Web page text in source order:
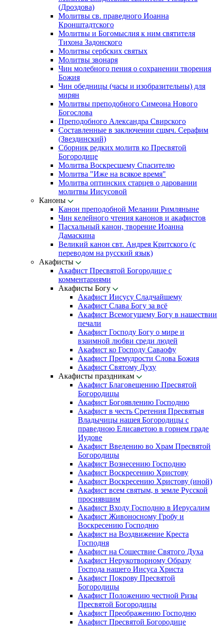
(Дроздова)
Молитвы св. праведного Иоанна
Кронштадтского
Молитвы и Богомыслия к ним святителя
Тихона Задонского
Молитвы сербских святых
Молитвы звонаря
Чин молебного пения о сохранении творения
Божия
Чин обедницы (часы и изобразительны) для
мирян
Молитвы преподобного Симеона Нового
Богослова
Преподобного Александра Свирского
Составленные в заключении сщмч. Серафим
(Звездинский)
Сборник редких молитв ко Пресвятой
Богородице
Молитва Воскресшему Спасителю
Молитва "Иже на всякое время"
Молитва оптинских старцев о даровании
молитвы Иисусовой
Каноны
Канон преподобной Мелании Римляныне
Чин келейного чтения канонов и акафистов
Пасхальный канон, творение Иоанна
Дамаскина
Великий канон свт. Андрея Критского (с
переводом на русский язык)
Акафисты
Акафист Пресвятой Богородице с
комментариями
Акафисты Богу
Акафист Иисусу Сладчайшему
Акафист Слава Богу за всё
Акафист Всемогущему Богу в нашествии
печали
Акафист Господу Богу о мире и
взаимной любви среди людей
Акафист ко Господу Саваофу
Акафист Премудрости Слова Божия
Акафист Святому Духу
Акафисты праздникам
Акафист Благовещению Пресвятой
Богородицы
Акафист Богоявлению Господню
Акафист в честь Сретения Пресвятыя
Владычицы нашея Богородицы с
праведною Елисаветою в горнем граде
Иудове
Акафист Введению во Храм Пресвятой
Богородицы
Акафист Вознесению Господню
Акафист Воскресению Христову
Акафист Воскресению Христову (иной)
Акафист всем святым, в земле Русской
просиявшим
Акафист Входу Господню в Иерусалим
Акафист Живоносному Гробу и
Воскресению Господню
Акафист на Воздвижение Креста
Господня
Акафист на Сошествие Святого Духа
Акафист Нерукотворному Образу
Господа нашего Иисуса Христа
Акафист Покрову Пресвятой
Богородицы
Акафист Положению честной Ризы
Пресвятой Богородицы
Акафист Преображению Господню
Акафист Пресвятой Богородице